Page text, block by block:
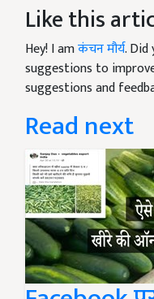
Like this
Hey! I amकंचन मौर्य. Did
suggestions to
suggestions and
Read next